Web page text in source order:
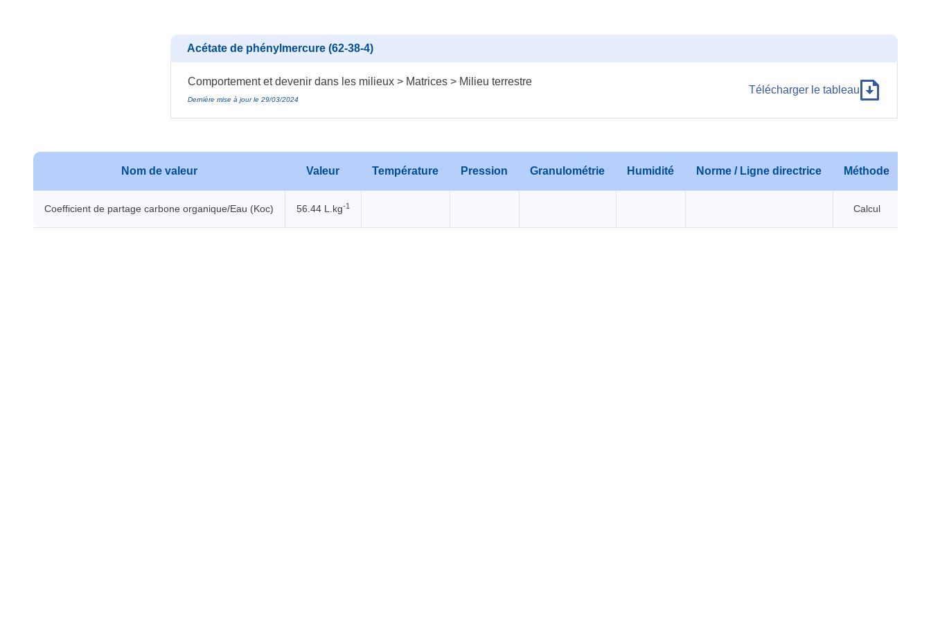
Acétate de phénylmercure (62-38-4)
Comportement et devenir dans les milieux > Matrices > Milieu terrestre
Dernière mise à jour le 29/03/2024
Télécharger le tableau
Nom de valeur Valeur Température Pression Granulométrie Humidité Norme / Ligne directrice Méthode
Coefficient de partage carbone organique/Eau (Koc) 56.44 L.kg-1 Calcul